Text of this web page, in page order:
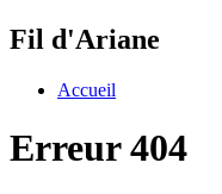
Fil d'Ariane
Accueil
Erreur 404